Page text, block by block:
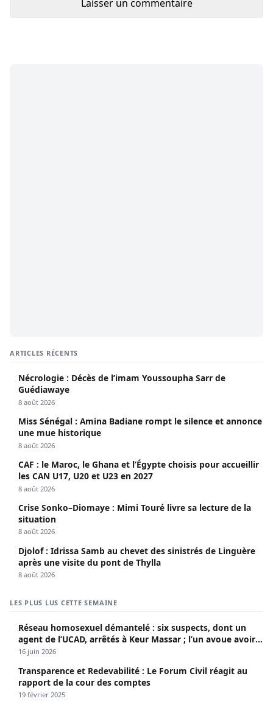
ARTICLES RÉCENTS
Nécrologie : Décès de l’imam Youssoupha Sarr de
Guédiawaye
8 août 2026
Miss Sénégal : Amina Badiane rompt le silence et annonce
une mue historique
8 août 2026
CAF : le Maroc, le Ghana et l’Égypte choisis pour accueillir
les CAN U17, U20 et U23 en 2027
8 août 2026
Crise Sonko–Diomaye : Mimi Touré livre sa lecture de la
situation
8 août 2026
Djolof : Idrissa Samb au chevet des sinistrés de Linguère
après une visite du pont de Thylla
8 août 2026
LES PLUS LUS CETTE SEMAINE
Réseau homosexuel démantelé : six suspects, dont un
agent de l’UCAD, arrêtés à Keur Massar ; l’un avoue avoir
propagé le VIH depuis 2018
16 juin 2026
Transparence et Redevabilité : Le Forum Civil réagit au
rapport de la cour des comptes
19 février 2025